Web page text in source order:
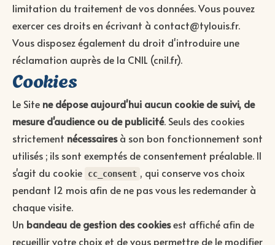
limitation du traitement de vos données. Vous pouvez
exercer ces droits en écrivant à contact@tylouis.fr.
Vous disposez également du droit d'introduire une
réclamation auprès de la CNIL (cnil.fr).
Cookies
Le Site ne dépose aujourd'hui aucun cookie de suivi, de
mesure d'audience ou de publicité. Seuls des cookies
strictement nécessairesà son bon fonctionnement sont
utilisés ; ils sont exemptés de consentement préalable. Il
s'agit du cookie
cc_consent , qui conserve vos choix
pendant 12 mois afin de ne pas vous les redemander à
chaque visite.
Un bandeau de gestion des cookiesest affiché afin de
recueillir votre choix et de vous permettre de le modifier